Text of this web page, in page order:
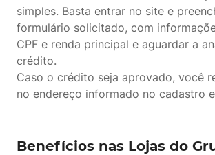
simples. Basta entrar no site e
formulário solicitado, com
CPF e renda principal e aguardar a
crédito.
Caso o crédito seja aprovado, você
no endereço informado no cadastro
Benefícios nas Lojas do